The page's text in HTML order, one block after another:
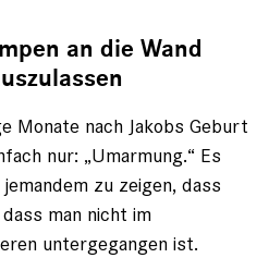
an die Wand
Monate nach Jakobs Geburt
nur: „Umarmung.“ Es
zu zeigen, dass
man nicht im
untergegangen ist.